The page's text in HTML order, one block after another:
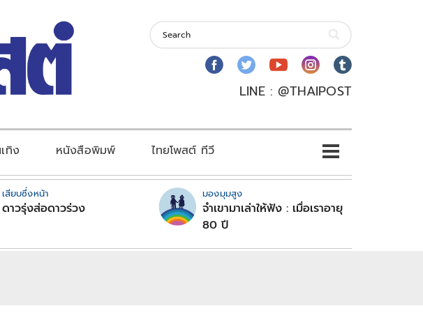
LINE : @THAIPOST
ทิง หนังสือพิมพ์ ไทยโพสต์ ทีวี
เสียบซึ่งหน้า
ดาวรุ่งส่อดาวร่วง
มองมุมสูง
จำเขามาเล่าให้ฟัง : เมื่อเราอายุ
80 ปี